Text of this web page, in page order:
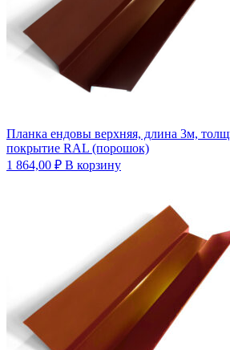
Планка ендовы верхняя, длина 3м,
покрытие RAL (порошок)
1 864,00 ₽ В корзину